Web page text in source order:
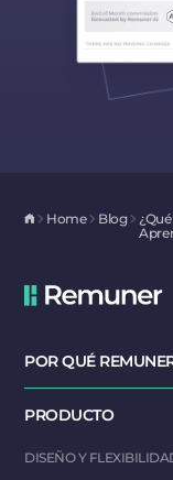
Home Blog
POR QUÉ
PRODUCTO
DISEÑO Y